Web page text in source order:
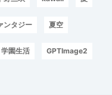
ンタジー 夏空
学園生活 GPTImage2